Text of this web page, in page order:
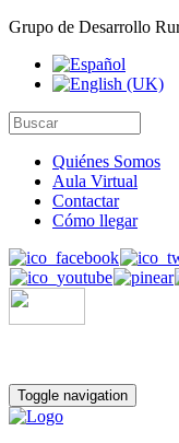
Grupo de Desarrollo
Quiénes Somos
Aula Virtual
Contactar
Cómo llegar
Toggle navigation